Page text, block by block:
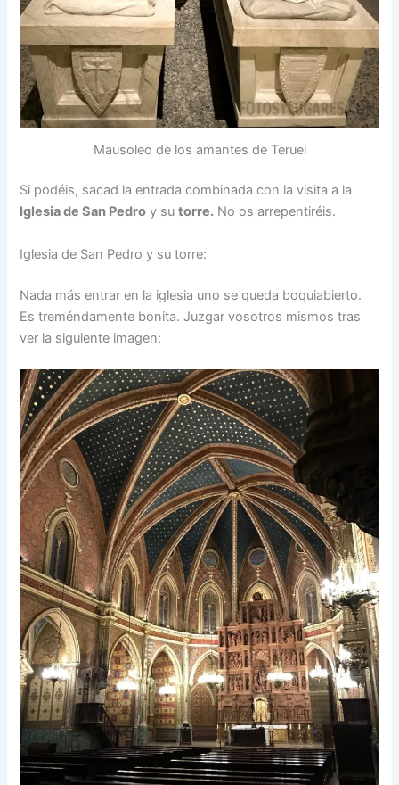
Mausoleo de los amantes de Teruel
Si podéis, sacad la entrada combinada con la visita a la
Iglesia de San Pedro y sutorre. No os arrepentiréis.
Iglesia de San Pedro y su torre:
Nada más entrar en la iglesia uno se queda boquiabierto.
Es treméndamente bonita. Juzgar vosotros mismos tras
ver la siguiente imagen: